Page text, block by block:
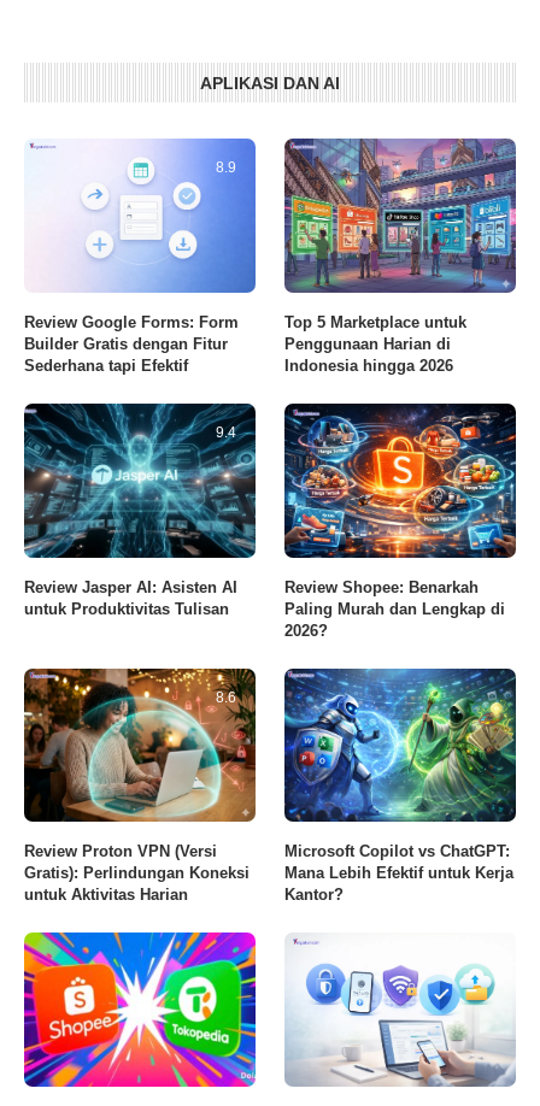
APLIKASI DAN AI
8.9
Review Google Forms: Form
Builder Gratis dengan Fitur
Sederhana tapi Efektif
Top 5 Marketplace untuk
Penggunaan Harian di
Indonesia hingga 2026
9.4
Review Jasper AI: Asisten AI
untuk Produktivitas Tulisan
Review Shopee: Benarkah
Paling Murah dan Lengkap di
2026?
8.6
Review Proton VPN (Versi
Gratis): Perlindungan Koneksi
untuk Aktivitas Harian
Microsoft Copilot vs ChatGPT:
Mana Lebih Efektif untuk Kerja
Kantor?